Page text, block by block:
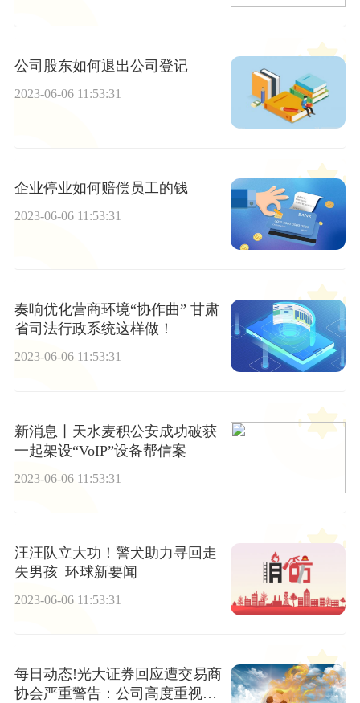
公司股东如何退出公司登记
2023-06-06 11:53:31
企业停业如何赔偿员工的钱
2023-06-06 11:53:31
奏响优化营商环境“协作曲” 甘肃
省司法行政系统这样做！
2023-06-06 11:53:31
新消息丨天水麦积公安成功破获
一起架设“VoIP”设备帮信案
2023-06-06 11:53:31
汪汪队立大功！警犬助力寻回走
失男孩_环球新要闻
2023-06-06 11:53:31
每日动态!光大证券回应遭交易商
协会严重警告：公司高度重视对